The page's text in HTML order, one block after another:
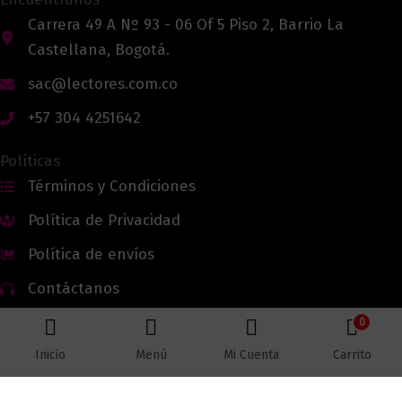
Carrera 49 A Nº 93 - 06 Of 5 Piso 2, Barrio La
Castellana, Bogotá.
sac@lectores.com.co
+57 304 4251642
Políticas
Términos y Condiciones
Política de Privacidad
Política de envíos
Contáctanos
Todos los derechos reservados © 2026 Lectores.co |
Inicio Menú Mi Cuenta
0
Carrito